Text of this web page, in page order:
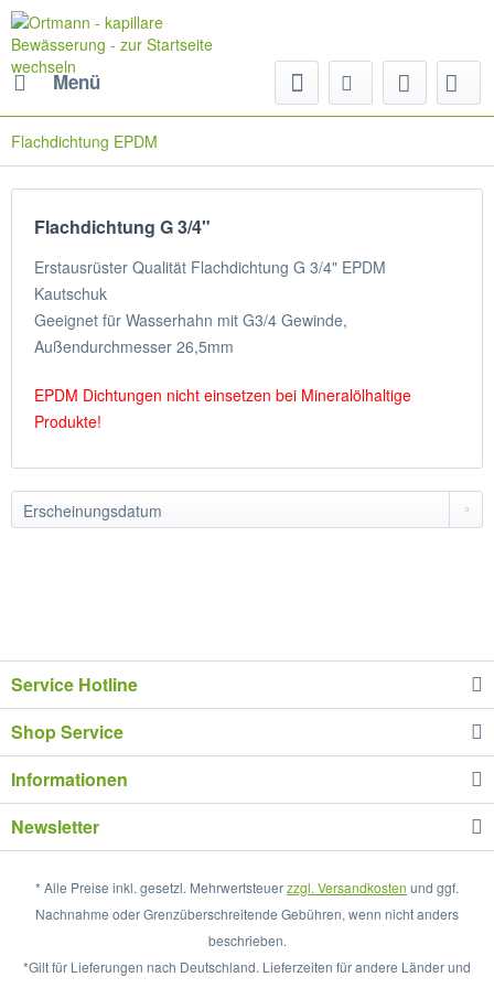
Menü
Flachdichtung EPDM
Flachdichtung G 3/4"
Erstausrüster Qualität Flachdichtung G 3/4" EPDM
Kautschuk
Geeignet für Wasserhahn mit G3/4 Gewinde,
Außendurchmesser 26,5mm
EPDM Dichtungen nicht einsetzen bei Mineralölhaltige
Produkte!
Service Hotline
Shop Service
Informationen
Newsletter
* Alle Preise inkl. gesetzl. Mehrwertsteuerzzgl. Versandkosten und ggf.
Nachnahme oder Grenzüberschreitende Gebühren, wenn nicht anders
beschrieben.
*Gilt für Lieferungen nach Deutschland. Lieferzeiten für andere Länder und